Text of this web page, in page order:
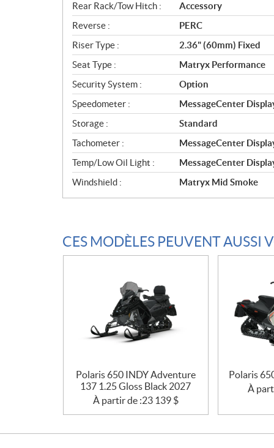
Rear Rack/Tow Hitch :
Accessory
Reverse :
PERC
Riser Type :
2.36" (60mm) Fixed
Seat Type :
Matryx Performance
Security System :
Option
Speedometer :
MessageCenter
Storage :
Standard
Tachometer :
MessageCenter
Temp/Low Oil Light :
MessageCenter
Windshield :
Matryx Mid Smoke
CES MODÈLES PEUVENT AUSSI
Polaris 650 INDY Adventure
137 1.25 Gloss Black 2027
À partir de :23 139 $
Polaris
À